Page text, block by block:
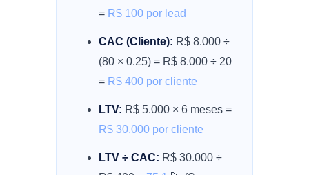
= R$ 100 por lead
CAC (Cliente): R$ 8.000 ÷
(80 × 0.25) = R$ 8.000 ÷ 20
= R$ 400 por cliente
LTV: R$ 5.000 × 6 meses =
R$ 30.000 por cliente
LTV ÷ CAC: R$ 30.000 ÷